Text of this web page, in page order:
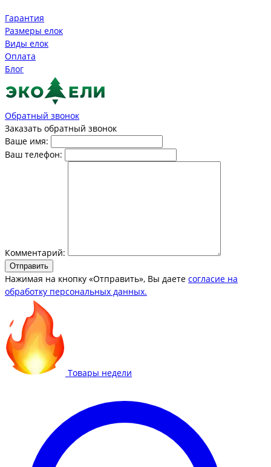
Гарантия
Размеры елок
Виды елок
Оплата
Блог
Обратный звонок
Заказать обратный звонок
Ваше имя:
Ваш телефон:
Комментарий:
Отправить
Нажимая на кнопку «Отправить», Вы даете согласие на
обработку персональных данных.
Товары недели